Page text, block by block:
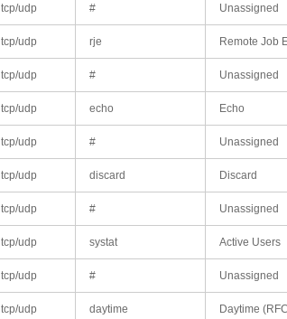
tcp/udp # Unassigned
tcp/udp rje Remote Job
tcp/udp # Unassigned
tcp/udp echo Echo
tcp/udp # Unassigned
tcp/udp discard Discard
tcp/udp # Unassigned
tcp/udp systat Active Users
tcp/udp # Unassigned
tcp/udp daytime Daytime